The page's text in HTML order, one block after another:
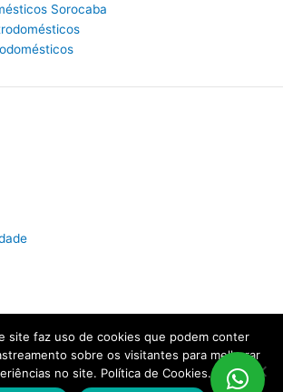
Sorocaba
Técnica Refrigeração | Criado por:
MKT Produtos Digitais .
site faz uso de cookies que podem conter
sobre os visitantes para melhorar
no site. Política de Cookies.